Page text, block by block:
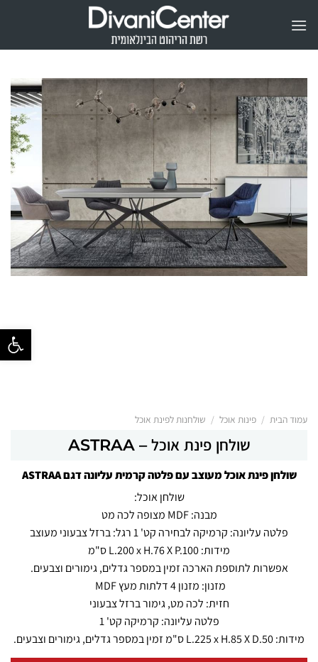
פתח
עמוד הבית / פינות אוכל / שולחנות לפינת אוכל
שולחן פינת אוכל – ASTRAA
שולחן פינת אוכל מעוצב עם פלטה קרמית עליונה דגם ASTRAA
שולחן אוכל:
מבנה: MDF מצופה לכה מט
פלטה עליונה: קרמיקה לבחירה קט' 1
רגל: ברזל צבעוני מעוצב
מידות:L.200 x H.76 X P.100 ס"מ
אפשרות לתוספת הארכה זמין במספר גדלים, גימורים וצבעים.
מזנון: מזנון 4 דלתות מעץ MDF
חזית: לכה מט, גימור ברזל צבעוני
פלטה עליונה: קרמיקה קט' 1
מידות:L.225 x H.85 X D.50 ס"מ זמין במספר גדלים, גימורים וצבעים.